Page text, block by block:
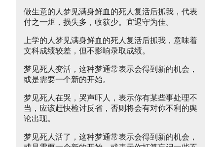
做生意的人梦见满身鲜血的死人复活后抓我，代表
付之一炬，损失多，收获少。宜退守为佳。
上学的人梦见满身鲜血的死人复活后抓我，意味着
文科成绩较差，但不影响录取成绩。
梦见死人变活，这种梦通常表示会得到新的机会，
或是需要一个新的开始。
梦见死人在哭，哭声吓人，表示你有某些事处理不
当，应该赶快检讨反省，否则将会有对你不利的舆
论出现。
梦见死人活了，这种梦通常表示会得到新的机会，